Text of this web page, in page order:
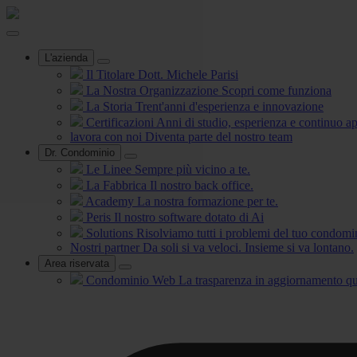
L'azienda
Il Titolare Dott. Michele Parisi
La Nostra Organizzazione Scopri come funziona
La Storia Trent'anni d'esperienza e innovazione
Certificazioni Anni di studio, esperienza e continuo
lavora con noi Diventa parte del nostro team
Dr. Condominio
Le Linee Sempre più vicino a te.
La Fabbrica Il nostro back office.
Academy La nostra formazione per te.
Peris Il nostro software dotato di Ai
Solutions Risolviamo tutti i problemi del tuo
Nostri partner Da soli si va veloci. Insieme si va lontano.
Area riservata
Condominio Web La trasparenza in aggiornamento